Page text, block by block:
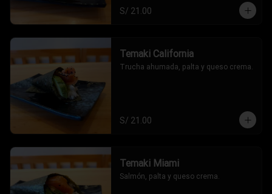
S/ 21.00
Temaki California
Trucha ahumada, palta y queso crema.
S/ 21.00
Temaki Miami
Salmón, palta y queso crema.